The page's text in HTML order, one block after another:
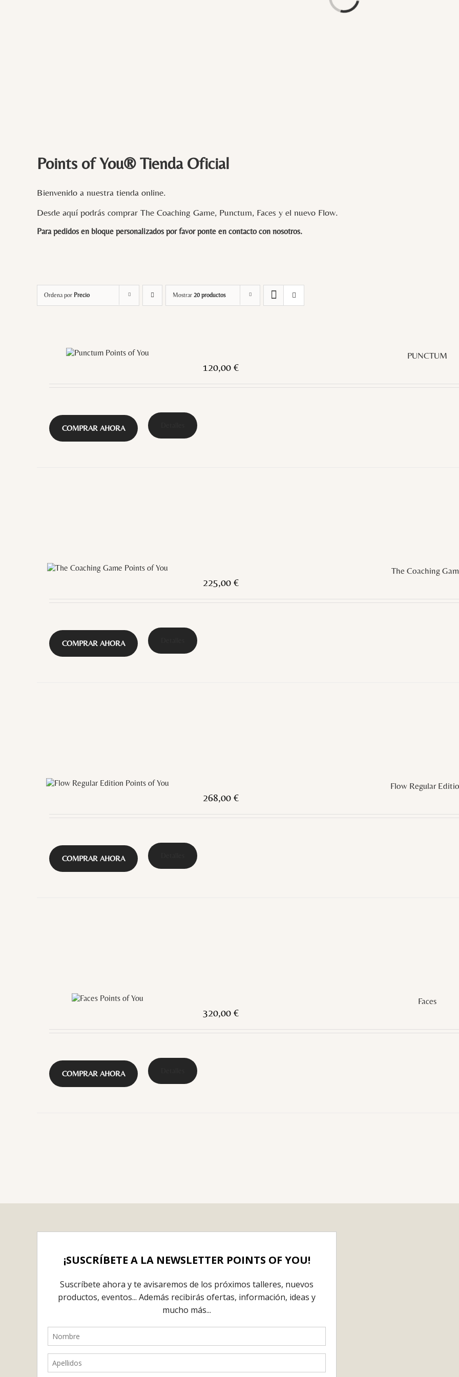
Loading...
Points of You® Tienda Oficial
Bienvenido a nuestra tienda online.
Desde aquí podrás comprar The Coaching Game, Punctum, Faces y el nuevo Flow.
Para pedidos en bloque personalizados por favor ponte en contacto con nosotros.
Ordena por Precio Mostrar 20 productos
PUNCTUM
120,00 €
COMPRAR AHORA
The Coaching
225,00 €
COMPRAR AHORA
Flow Regular
268,00 €
COMPRAR AHORA
Faces
320,00 €
COMPRAR AHORA